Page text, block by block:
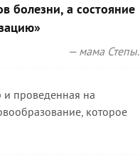
болезни, а состояние
— мама Степы.
и проведенная на
которое